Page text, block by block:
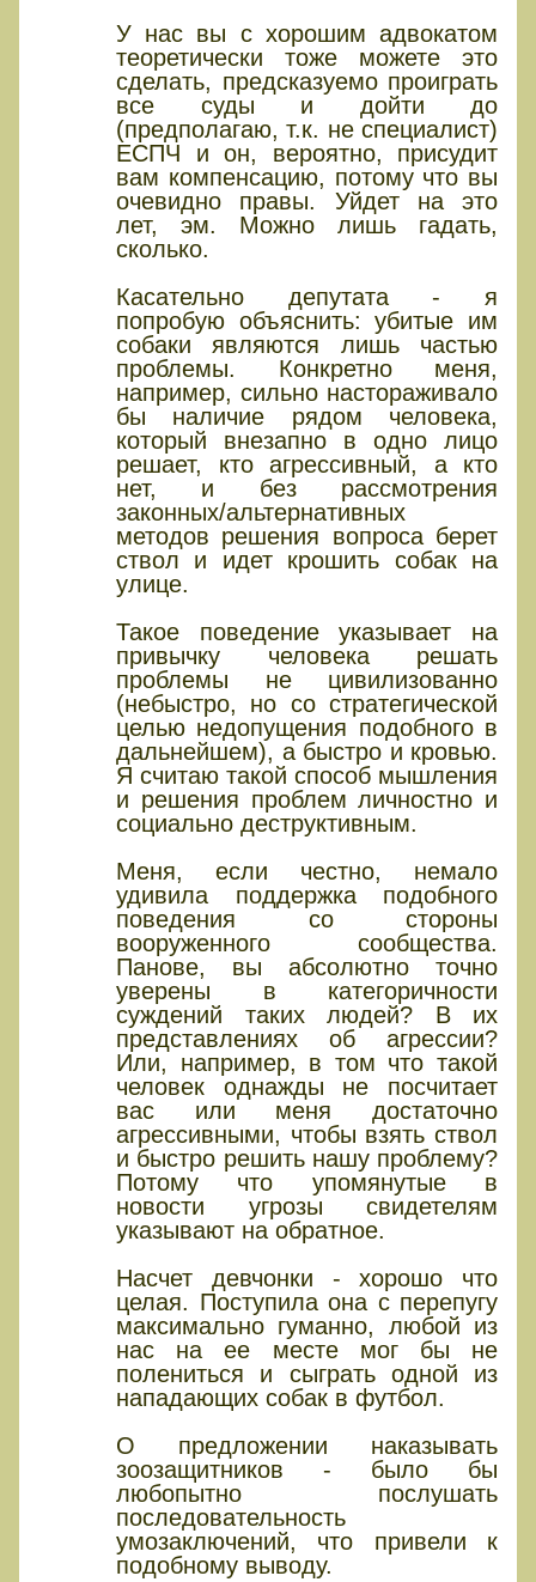
У нас вы с хорошим адвокатом
теоретически тоже можете это
сделать, предсказуемо проиграть
все суды и дойти до
(предполагаю, т.к. не специалист)
ЕСПЧ и он, вероятно, присудит
вам компенсацию, потому что вы
очевидно правы. Уйдет на это
лет, эм. Можно лишь гадать,
сколько.
Касательно депутата - я
попробую объяснить: убитые им
собаки являются лишь частью
проблемы. Конкретно меня,
например, сильно настораживало
бы наличие рядом человека,
который внезапно в одно лицо
решает, кто агрессивный, а кто
нет, и без рассмотрения
законных/альтернативных
методов решения вопроса берет
ствол и идет крошить собак на
улице.
Такое поведение указывает на
привычку человека решать
проблемы не цивилизованно
(небыстро, но со стратегической
целью недопущения подобного в
дальнейшем), а быстро и кровью.
Я считаю такой способ мышления
и решения проблем личностно и
социально деструктивным.
Меня, если честно, немало
удивила поддержка подобного
поведения со стороны
вооруженного сообщества.
Панове, вы абсолютно точно
уверены в категоричности
суждений таких людей? В их
представлениях об агрессии?
Или, например, в том что такой
человек однажды не посчитает
вас или меня достаточно
агрессивными, чтобы взять ствол
и быстро решить нашу проблему?
Потому что упомянутые в
новости угрозы свидетелям
указывают на обратное.
Насчет девчонки - хорошо что
целая. Поступила она с перепугу
максимально гуманно, любой из
нас на ее месте мог бы не
полениться и сыграть одной из
нападающих собак в футбол.
О предложении наказывать
зоозащитников - было бы
любопытно послушать
последовательность
умозаключений, что привели к
подобному выводу.